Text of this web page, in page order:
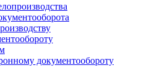
документообороту